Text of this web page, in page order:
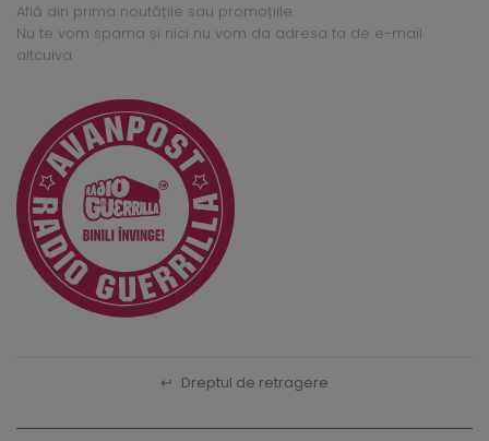
Află din prima noutățile sau promoțiile.
Nu te vom spama și nici nu vom da adresa ta de e-mail
altcuiva.
↩ Dreptul de retragere